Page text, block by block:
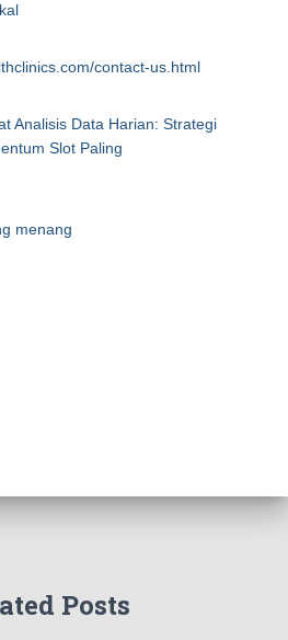
contact-us.html
Analisis Data Harian: Strategi
Slot Paling
menang
Posts